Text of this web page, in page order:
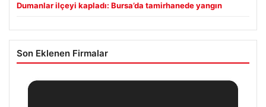
Dumanlar ilçeyi kapladı: Bursa’da tamirhanede yangın
Son Eklenen Firmalar